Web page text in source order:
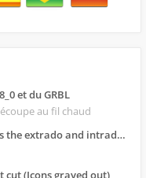
et du GRBL
au fil chaud
the extrado and intrado?
cut (Icons grayed out)